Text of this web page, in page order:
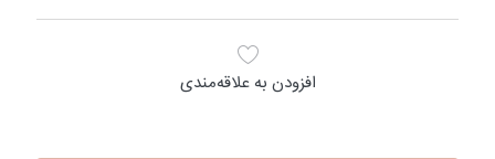
افزودن به علاقه‌مندی